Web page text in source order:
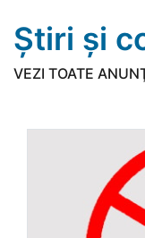
Ştiri şi
VEZI TOATE